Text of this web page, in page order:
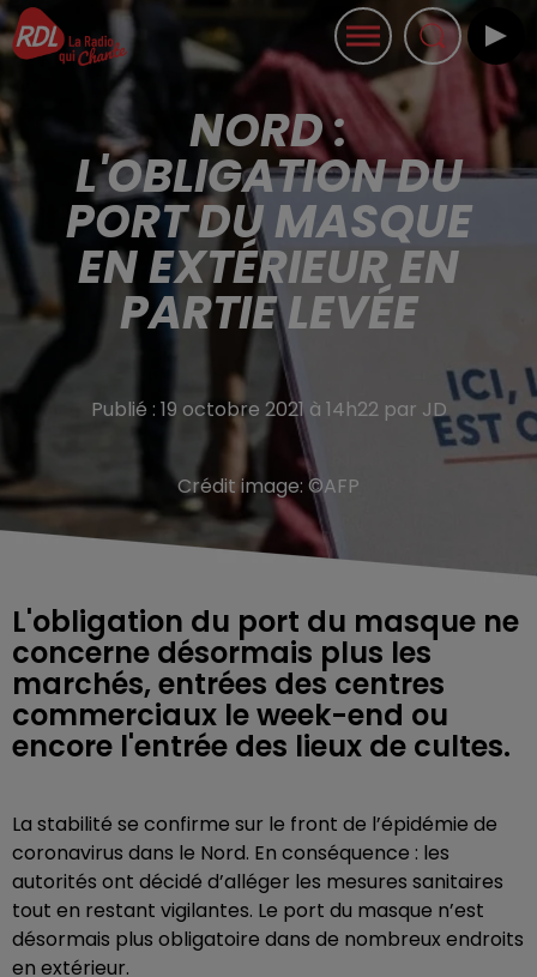
NORD :
L'OBLIGATION DU
PORT DU MASQUE
EN EXTÉRIEUR EN
PARTIE LEVÉE
Publié : 19 octobre 2021 à 14h22 par JD
Crédit image: ©AFP
L'obligation du port du masque ne
concerne désormais plus les
marchés, entrées des centres
commerciaux le week-end ou
encore l'entrée des lieux de cultes.
La stabilité se confirme sur le front de l’épidémie de
coronavirus dans le Nord. En conséquence : les
autorités ont décidé d’alléger les mesures sanitaires
tout en restant vigilantes. Le port du masque n’est
désormais plus obligatoire dans de nombreux endroits
en extérieur.